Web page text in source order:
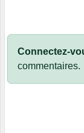
Connectez-
commentaires.